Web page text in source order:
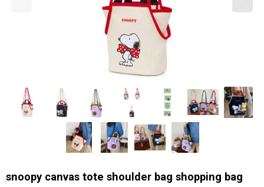
snoopy canvas tote shoulder bag shopping bag